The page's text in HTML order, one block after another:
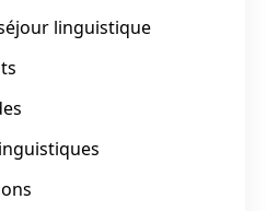
linguistique